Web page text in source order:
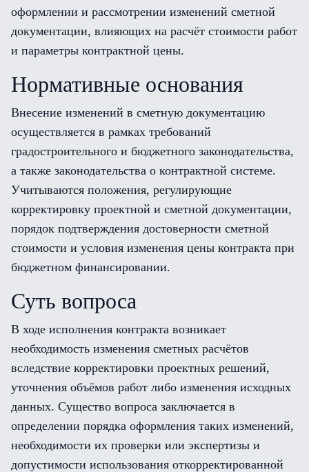
оформлении и рассмотрении изменений сметной
документации, влияющих на расчёт стоимости работ
и параметры контрактной цены.
Нормативные основания
Внесение изменений в сметную документацию
осуществляется в рамках требований
градостроительного и бюджетного законодательства,
а также законодательства о контрактной системе.
Учитываются положения, регулирующие
корректировку проектной и сметной документации,
порядок подтверждения достоверности сметной
стоимости и условия изменения цены контракта при
бюджетном финансировании.
Суть вопроса
В ходе исполнения контракта возникает
необходимость изменения сметных расчётов
вследствие корректировки проектных решений,
уточнения объёмов работ либо изменения исходных
данных. Существо вопроса заключается в
определении порядка оформления таких изменений,
необходимости их проверки или экспертизы и
допустимости использования откорректированной